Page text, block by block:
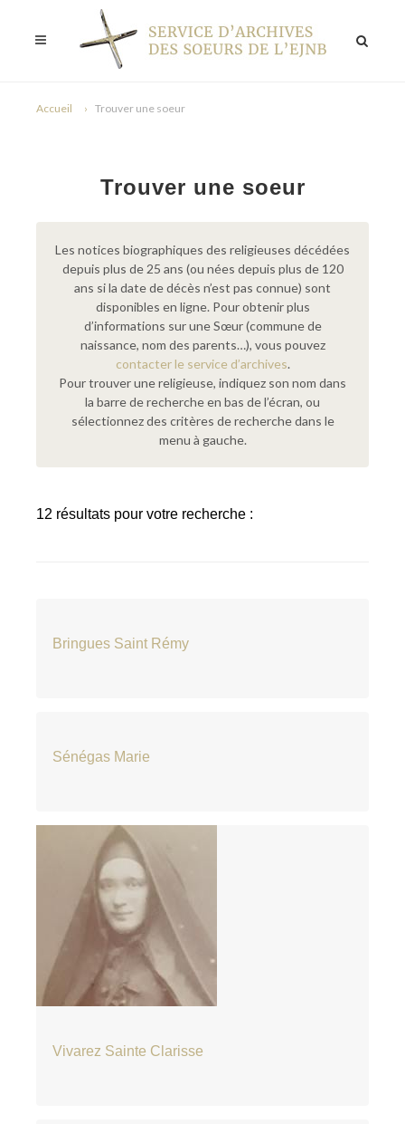
Accueil Trouver une soeur
Trouver une soeur
Les notices biographiques des religieuses décédées
depuis plus de 25 ans (ou nées depuis plus de 120
ans si la date de décès n’est pas connue) sont
disponibles en ligne. Pour obtenir plus
d’informations sur une Sœur (commune de
naissance, nom des parents…), vous pouvez
contacter le service d’archives.
Pour trouver une religieuse, indiquez son nom dans
la barre de recherche en bas de l’écran, ou
sélectionnez des critères de recherche dans le
menu à gauche.
12 résultats pour votre recherche :
Bringues Saint Rémy
Sénégas Marie
Vivarez Sainte Clarisse